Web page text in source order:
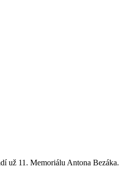
už 11. Memoriálu Antona Bezáka.